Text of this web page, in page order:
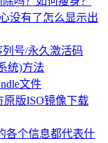
没有了怎么显示出
列号/永久激活码
统)方法
文件
原版ISO镜像下载
各个信息都代表什